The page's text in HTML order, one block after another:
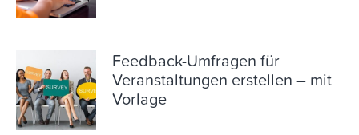
Feedback-Umfragen für
Veranstaltungen erstellen – mit
Vorlage